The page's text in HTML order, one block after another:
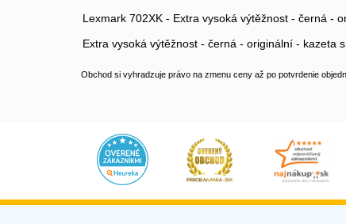
Lexmark 702XK - Extra vysoká výtěžnost - černá -
Extra vysoká výtěžnost - černá - originální - kazeta
Obchod si vyhradzuje právo na zmenu ceny až po potvrdenie